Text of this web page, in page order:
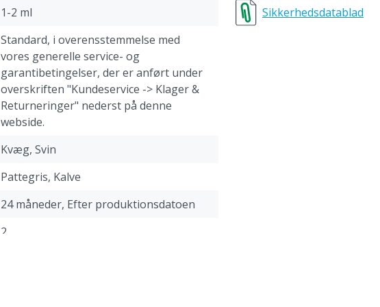
1-2 ml
Standard, i overensstemmelse med
vores generelle service- og
garantibetingelser, der er anført under
overskriften "Kundeservice -> Klager &
Returneringer" nederst på denne
webside.
Kvæg, Svin
Pattegris, Kalve
24 måneder, Efter produktionsdatoen
2
Sikkerhedsdatablad